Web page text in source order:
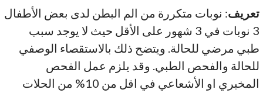
تعريف: نوبات متكررة من الم البطن لدى بعض الأطفال
3 نوبات في 3 شهور على الأقل حيث لا يوجد سبب
طبي مرضي للحالة. ويتضح ذلك بالاستقصاء الوصفي
للحالة والفحص الطبي. وقد يلزم عمل الفحص
المخبري او الأشعاعي في اقل من 10% من الحلات